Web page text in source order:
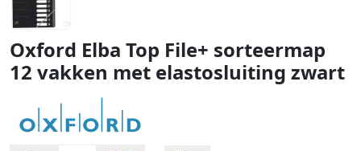
Oxford Elba Top File+ sorteermap
12 vakken met elastosluiting zwart